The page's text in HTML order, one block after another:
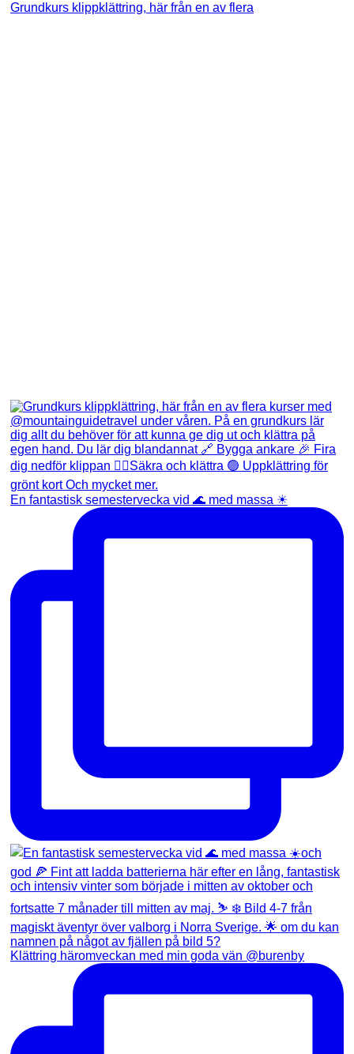
Grundkurs klippklättring, här från en av flera
En fantastisk semestervecka vid 🌊 med massa ☀
Klättring häromveckan med min goda vän @burenby